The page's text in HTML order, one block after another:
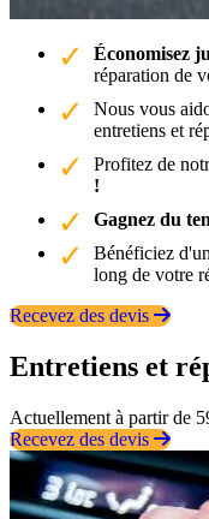
Économisez
réparation de
Nous vous
entretiens et
Profitez de
!
Gagnez du
Bénéficiez d'un
long de votre
Recevez des devis
Entretiens et
Actuellement à partir de
Recevez des devis